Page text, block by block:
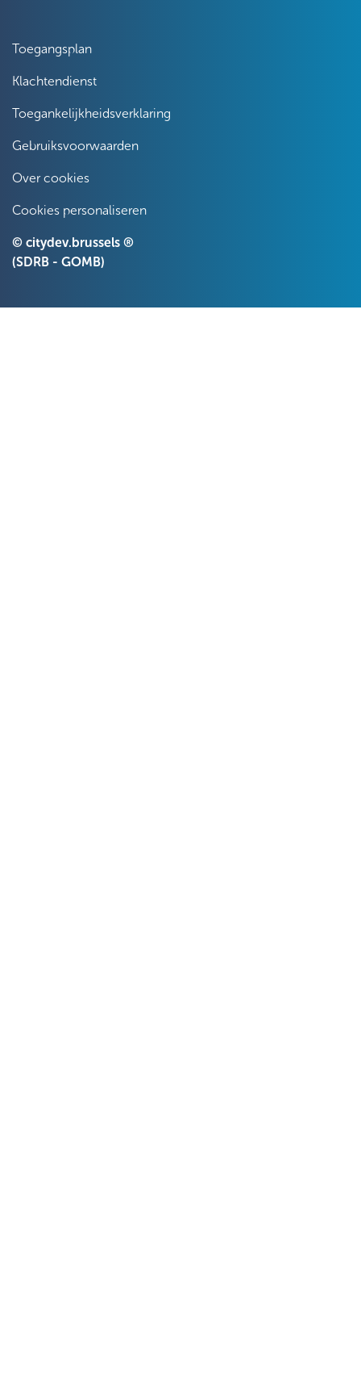
Toegangsplan
Klachtendienst
Toegankelijkheidsverklaring
Gebruiksvoorwaarden
Over cookies
Cookies personaliseren
© citydev.brussels ®
(SDRB - GOMB)